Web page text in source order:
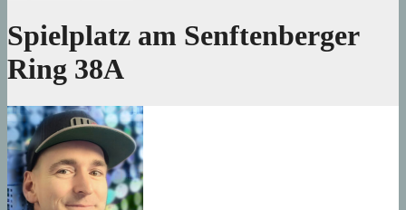
Spielplatz am Senftenberger
Ring 38A